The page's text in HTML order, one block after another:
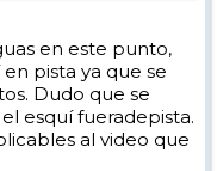
en este punto,
pista ya que se
Dudo que se
esquí fueradepista.
al video que